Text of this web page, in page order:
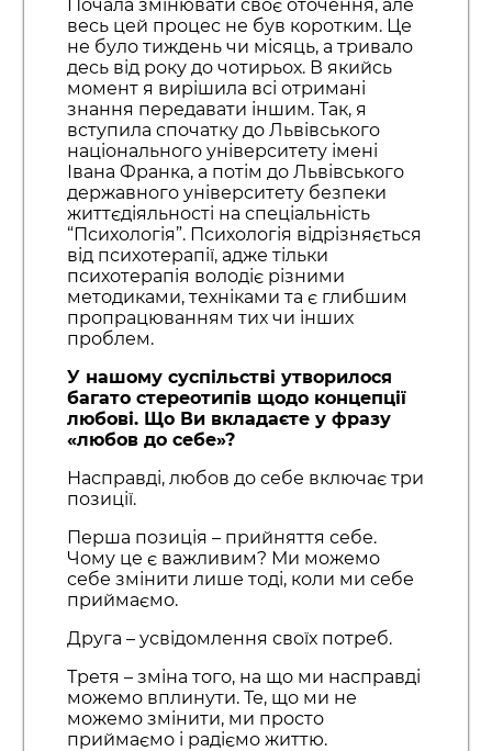
Почала змінювати своє оточення, але
весь цей процес не був коротким. Це
не було тиждень чи місяць, а тривало
десь від року до чотирьох. В якийсь
момент я вирішила всі отримані
знання передавати іншим. Так, я
вступила спочатку до Львівського
національного університету імені
Івана Франка, а потім до Львівського
державного університету безпеки
життєдіяльності на спеціальність
“Психологія”. Психологія відрізняється
від психотерапії, адже тільки
психотерапія володіє різними
методиками, техніками та є глибшим
пропрацюванням тих чи інших
проблем.
У нашому суспільстві утворилося
багато стереотипів щодо концепції
любові. Що Ви вкладаєте у фразу
«любов до себе»?
Насправді, любов до себе включає три
позиції.
Перша позиція – прийняття себе.
Чому це є важливим? Ми можемо
себе змінити лише тоді, коли ми себе
приймаємо.
Друга – усвідомлення своїх потреб.
Третя – зміна того, на що ми насправді
можемо вплинути. Те, що ми не
можемо змінити, ми просто
приймаємо і радіємо життю.